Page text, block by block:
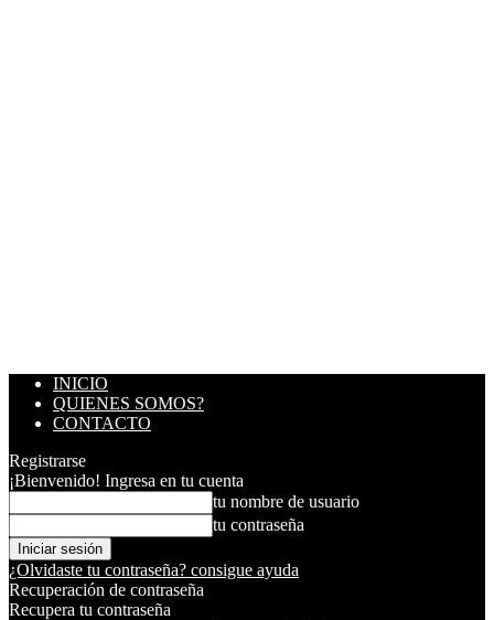
INICIO
QUIENES SOMOS?
CONTACTO
Registrarse
¡Bienvenido! Ingresa en tu cuenta
tu nombre de usuario
tu contraseña
¿Olvidaste tu contraseña? consigue ayuda
Recuperación de contraseña
Recupera tu contraseña